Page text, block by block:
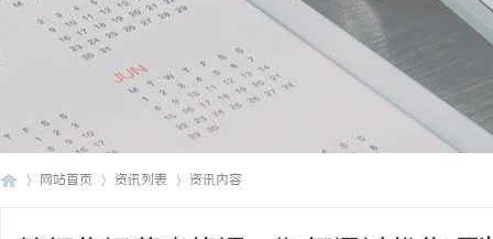
网站首页 资讯列表 资讯内容